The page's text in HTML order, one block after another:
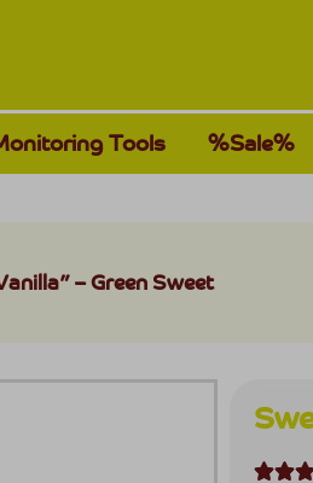
Tools %Sale%
– Green Sweet
